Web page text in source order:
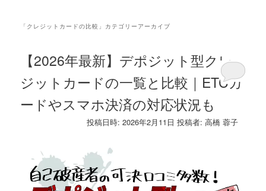
「 クレジットカードの比較 」カテゴリーアーカイブ
【2026年最新】デポジット型クレ
ジットカードの一覧と比較｜ETCカ
ードやスマホ決済の対応状況も
投稿日時:2026年2月11日 投稿者:高橋 蓉子